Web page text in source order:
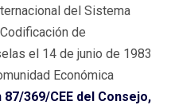
del Sistema
de
el 14 de junio de 1983
Económica
87/369/CEE del Consejo,